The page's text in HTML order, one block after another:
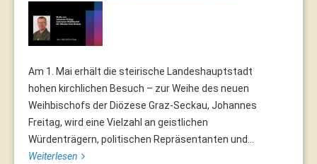
Am 1. Mai erhält die steirische Landeshauptstadt
hohen kirchlichen Besuch – zur Weihe des neuen
Weihbischofs der Diözese Graz-Seckau, Johannes
Freitag, wird eine Vielzahl an geistlichen
Würdenträgern, politischen Repräsentanten und...
Weiterlesen